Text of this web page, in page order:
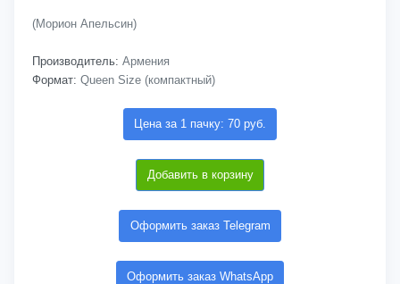
(Морион Апельсин)
Производитель: Армения
Формат: Queen Size (компактный)
Цена за 1 пачку: 70 руб.
Добавить в корзину
Оформить заказ Telegram
Оформить заказ WhatsApp